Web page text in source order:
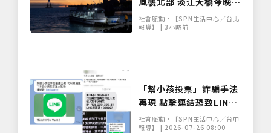
時起預警性封閉機慢車道
社會脈動•【SPN生活中心／台北
報導】 | 3小時前
「幫小孩投票」詐騙手法
再現 點擊連結恐致LINE
帳號遭盜
社會脈動•【SPN生活中心／台中
報導】 | 2026-07-26 08:00